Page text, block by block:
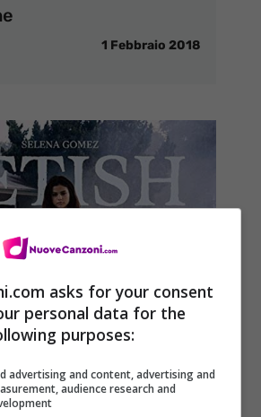
1 Febbraio 2018
asks for your consent
personal data for the
purposes:
advertising and content, advertising and
audience research and